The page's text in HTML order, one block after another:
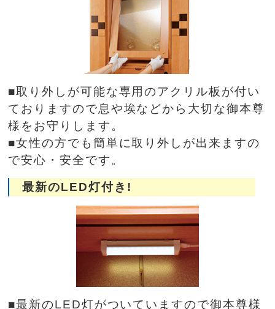
■取り外しが可能な専用のアクリル板が付い
ておりますので息や埃などから大切な御本尊
様をお守りします。
■女性の方でも簡単に取り外しが出来ますの
で安心・安全です。
最新のLED灯付き!
■最新のLED灯がついていますので御本尊様